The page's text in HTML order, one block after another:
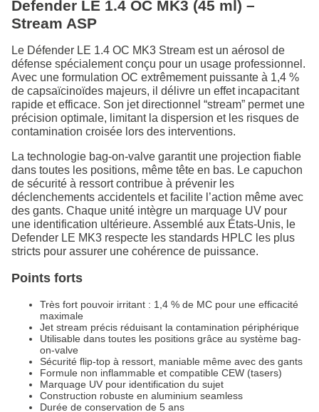
Defender LE 1.4 OC MK3 (45 ml) –
Stream ASP
Le Défender LE 1.4 OC MK3 Stream est un aérosol de
défense spécialement conçu pour un usage professionnel.
Avec une formulation OC extrêmement puissante à 1,4 %
de capsaïcinoïdes majeurs, il délivre un effet incapacitant
rapide et efficace. Son jet directionnel “stream” permet une
précision optimale, limitant la dispersion et les risques de
contamination croisée lors des interventions.
La technologie bag-on-valve garantit une projection fiable
dans toutes les positions, même tête en bas. Le capuchon
de sécurité à ressort contribue à prévenir les
déclenchements accidentels et facilite l’action même avec
des gants. Chaque unité intègre un marquage UV pour
une identification ultérieure. Assemblé aux États-Unis, le
Defender LE MK3 respecte les standards HPLC les plus
stricts pour assurer une cohérence de puissance.
Points forts
Très fort pouvoir irritant : 1,4 % de MC pour une efficacité
maximale
Jet stream précis réduisant la contamination périphérique
Utilisable dans toutes les positions grâce au système bag-
on-valve
Sécurité flip-top à ressort, maniable même avec des gants
Formule non inflammable et compatible CEW (tasers)
Marquage UV pour identification du sujet
Construction robuste en aluminium seamless
Durée de conservation de 5 ans